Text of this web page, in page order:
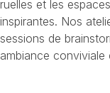
ruelles et les
inspirantes. Nos
sessions de
ambiance